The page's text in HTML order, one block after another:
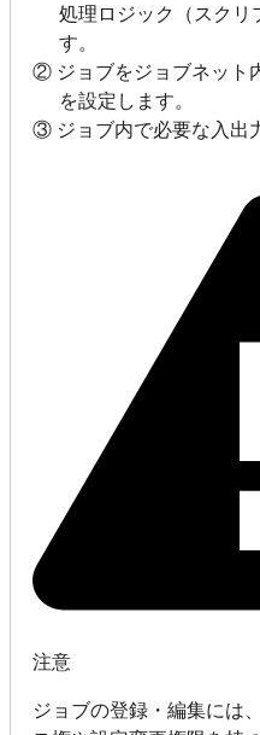
処理ロジック（スクリ
す。
② ジョブをジョブネット
を設定します。
③ ジョブ内で必要な入出
注意
ジョブの登録・編集には